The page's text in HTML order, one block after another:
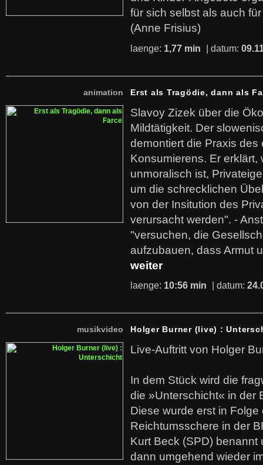
für sich selbst als auch
(Anne Frisius)
laenge: 1,77 min | datum:
animation Erst als Tragödie, dann als
Slavoy Zizek über die
Mildtätigkeit. Der
demontiert die Praxis des
Konsumierens. Er erklärt,
unmoralisch ist,
um die schrecklichen
von der Insitution des
verursacht werden". -
"versuchen, die
aufzubauen, dass Armut
weiter
laenge: 10:56 min | datum:
musikvideo Holger Burner (live) :
Live-Auftritt von Holger
In dem Stück wird die
die »Unterschicht« in der
Diese wurde erst in
Reichtumsschere in der
Kurt Beck (SPD)
dann umgehend wieder